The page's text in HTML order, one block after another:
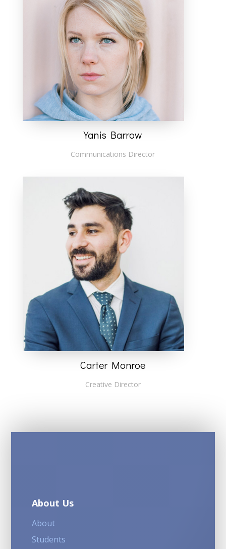
Yanis Barrow
Communications Director
Carter Monroe
Creative Director
About Us
About
Students